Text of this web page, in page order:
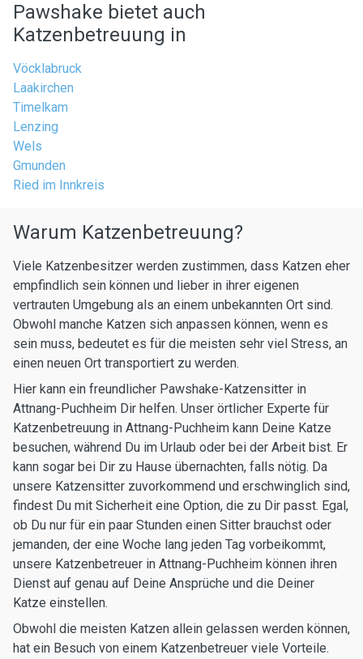
Pawshake bietet auch
Katzenbetreuung in
Vöcklabruck
Laakirchen
Timelkam
Lenzing
Wels
Gmunden
Ried im Innkreis
Warum Katzenbetreuung?
Viele Katzenbesitzer werden zustimmen, dass Katzen eher
empfindlich sein können und lieber in ihrer eigenen
vertrauten Umgebung als an einem unbekannten Ort sind.
Obwohl manche Katzen sich anpassen können, wenn es
sein muss, bedeutet es für die meisten sehr viel Stress, an
einen neuen Ort transportiert zu werden.
Hier kann ein freundlicher Pawshake-Katzensitter in
Attnang-Puchheim Dir helfen. Unser örtlicher Experte für
Katzenbetreuung in Attnang-Puchheim kann Deine Katze
besuchen, während Du im Urlaub oder bei der Arbeit bist. Er
kann sogar bei Dir zu Hause übernachten, falls nötig. Da
unsere Katzensitter zuvorkommend und erschwinglich sind,
findest Du mit Sicherheit eine Option, die zu Dir passt. Egal,
ob Du nur für ein paar Stunden einen Sitter brauchst oder
jemanden, der eine Woche lang jeden Tag vorbeikommt,
unsere Katzenbetreuer in Attnang-Puchheim können ihren
Dienst auf genau auf Deine Ansprüche und die Deiner
Katze einstellen.
Obwohl die meisten Katzen allein gelassen werden können,
hat ein Besuch von einem Katzenbetreuer viele Vorteile.